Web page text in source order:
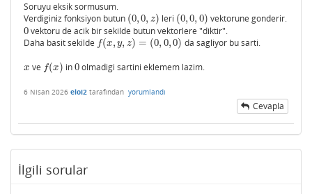
Soruyu eksik sormusum.
Verdiginiz fonksiyon butun (0, 0, z)
(0,0,z ) leri (0, 0, 0)
(0,0,0 )
vektorune gonderir.
0
0vektoru de acik bir sekilde butun vektorlere "diktir".
Daha basit sekilde f(x, y, z) = (0, 0,0)
f(x,y,z)= (0, 0,0 ) da sagliyor bu sarti.
x
x ve f(x)
f(x) in0
0olmadigi sartini eklemem lazim.
6 Nisan 2026 eloi2 tarafından yorumlandı
Cevapla
İlgili sorular